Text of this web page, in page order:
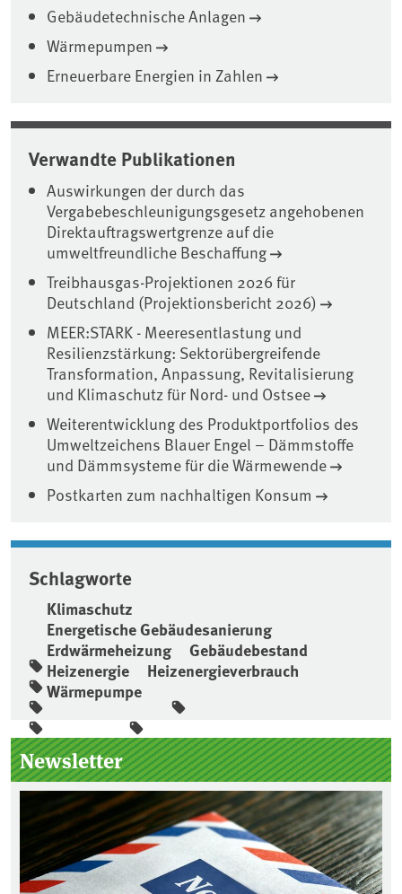
Gebäudetechnische Anlagen
Wärmepumpen
Erneuerbare Energien in Zahlen
Verwandte Publikationen
Auswirkungen der durch das
Vergabebeschleunigungsgesetz angehobenen
Direktauftragswertgrenze auf die
umweltfreundliche Beschaffung
Treibhausgas-Projektionen 2026 für
Deutschland (Projektionsbericht 2026)
MEER:STARK - Meeresentlastung und
Resilienzstärkung: Sektorübergreifende
Transformation, Anpassung, Revitalisierung
und Klimaschutz für Nord- und Ostsee
Weiterentwicklung des Produktportfolios des
Umweltzeichens Blauer Engel – Dämmstoffe
und Dämmsysteme für die Wärmewende
Postkarten zum nachhaltigen Konsum
Schlagworte
Klimaschutz
Energetische Gebäudesanierung
Erdwärmeheizung
Gebäudebestand
Heizenergie
Heizenergieverbrauch
Wärmepumpe
Seitenleiste
Newsletter